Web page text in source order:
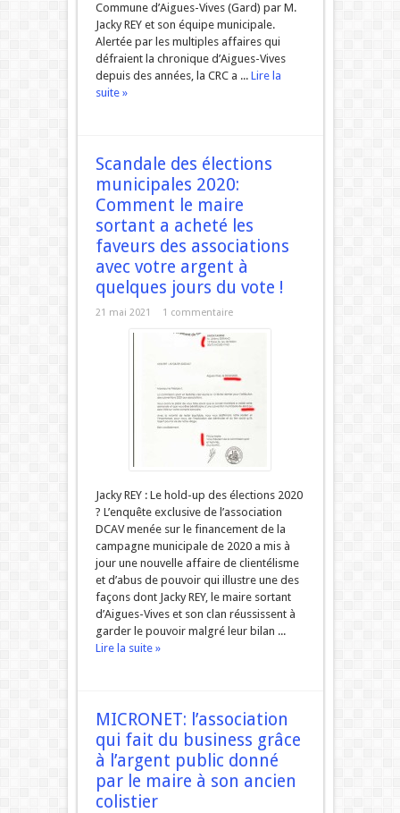
Commune d’Aigues-Vives (Gard) par M.
Jacky REY et son équipe municipale.
Alertée par les multiples affaires qui
défraient la chronique d’Aigues-Vives
depuis des années, la CRC a ... Lire la
suite »
Scandale des élections
municipales 2020:
Comment le maire
sortant a acheté les
faveurs des associations
avec votre argent à
quelques jours du vote !
21 mai 2021 1 commentaire
Jacky REY : Le hold-up des élections 2020
? L’enquête exclusive de l’association
DCAV menée sur le financement de la
campagne municipale de 2020 a mis à
jour une nouvelle affaire de clientélisme
et d’abus de pouvoir qui illustre une des
façons dont Jacky REY, le maire sortant
d’Aigues-Vives et son clan réussissent à
garder le pouvoir malgré leur bilan ...
Lire la suite »
MICRONET: l’association
qui fait du business grâce
à l’argent public donné
par le maire à son ancien
colistier